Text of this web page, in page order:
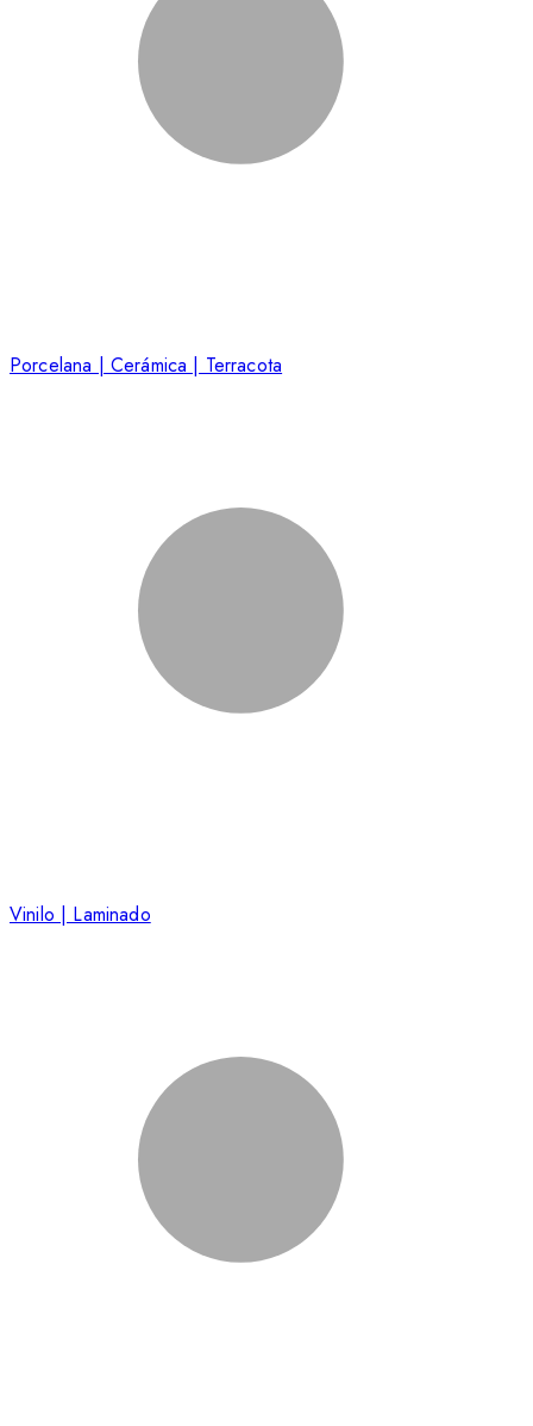
Porcelana | Cerámica | Terracota
Vinilo | Laminado